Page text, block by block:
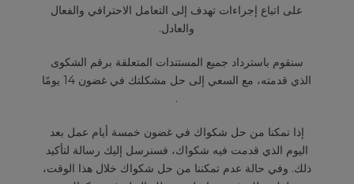
على اتباع إجراءات تهدف إلى التعامل الاحترافي والفعال
والعادل.
سنقوم باسترداد جميع المستندات المتعلقة برقم الشكوى
الذي قدمته، مع السعي إلى حل مشكلتك في غضون 14 يومًا
.
إذا تمكنا من حل شكواك في غضون خمسة أيام عمل بعد
اليوم الذي قدمت فيه شكواك، فسنرسل إليك رسالة لتأكيد
ذلك. وفي حالة عدم تمكننا من حل شكواك خلال هذا الوقت،